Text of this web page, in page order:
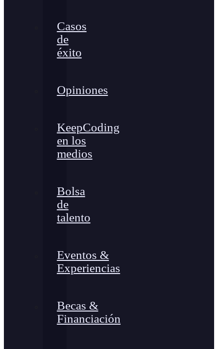
Casos
de
éxito
Opiniones
KeepCoding
en los
medios
Bolsa
de
talento
Eventos &
Experiencias
Becas &
Financiación